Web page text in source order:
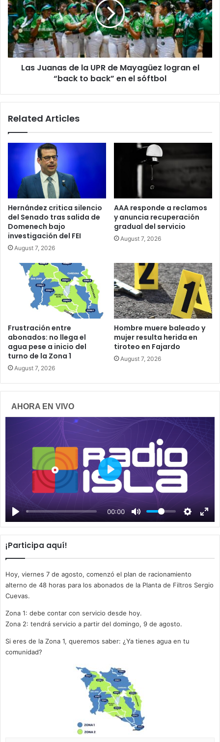
Policía
Municipal
de
Cabo
Rojo
la
UPR
de
Mayagüez
logran
el
“back
sóftbol
Las Juanas de la UPR de Mayagüez logran el
“back to back” en el sóftbol
Related Articles
Hernández critica silencio
del Senado tras salida de
Domenech bajo
investigación del FEI
August 7, 2026
AAA responde a reclamos
y anuncia recuperación
gradual del servicio
August 7, 2026
Frustración entre
abonados: no llega el
agua pese a inicio del
turno de la Zona 1
August 7, 2026
Hombre muere baleado y
mujer resulta herida en
tiroteo en Fajardo
August 7, 2026
AHORA EN VIVO
00:00
P
a
y
¡Participa aquí!
Hoy, viernes 7 de agosto, comenzó el plan de racionamiento
alterno de 48 horas para los abonados de la Planta de Filtros Sergio
Cuevas.
Zona 1: debe contar con servicio desde hoy.
Zona 2: tendrá servicio a partir del domingo, 9 de agosto.
Si eres de la Zona 1, queremos saber: ¿Ya tienes agua en tu
comunidad?